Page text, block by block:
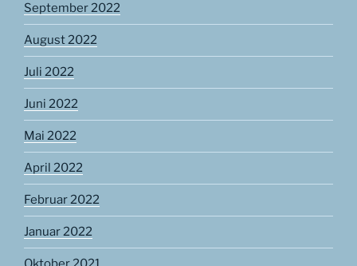
September 2022
August 2022
Juli 2022
Juni 2022
Mai 2022
April 2022
Februar 2022
Januar 2022